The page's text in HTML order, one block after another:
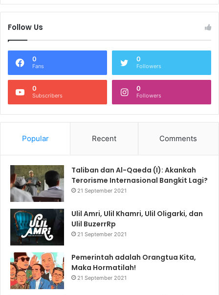
Follow Us
0
Fans
0
Followers
0
Subscribers
0
Followers
Popular Recent Comments
Taliban dan Al-Qaeda (I): Akankah
Terorisme Internasional Bangkit Lagi?
21 September 2021
Ulil Amri, Ulil Khamri, Ulil Oligarki, dan
Ulil BuzerrRp
21 September 2021
Pemerintah adalah Orangtua Kita,
Maka Hormatilah!
21 September 2021